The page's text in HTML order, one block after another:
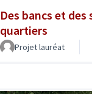
Des bancs et
quartiers
Projet lauréat